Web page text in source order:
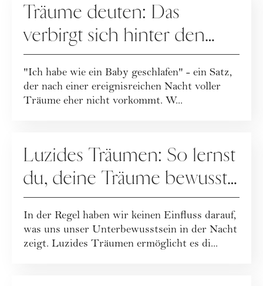
Träume deuten: Das
verbirgt sich hinter den
mysteriösen Symbolen und
Handlungen
"Ich habe wie ein Baby geschlafen" - ein Satz,
der nach einer ereignisreichen Nacht voller
Träume eher nicht vorkommt. W...
Luzides Träumen: So lernst
du, deine Träume bewusst
zu steuern
In der Regel haben wir keinen Einfluss darauf,
was uns unser Unterbewusstsein in der Nacht
zeigt. Luzides Träumen ermöglicht es di...